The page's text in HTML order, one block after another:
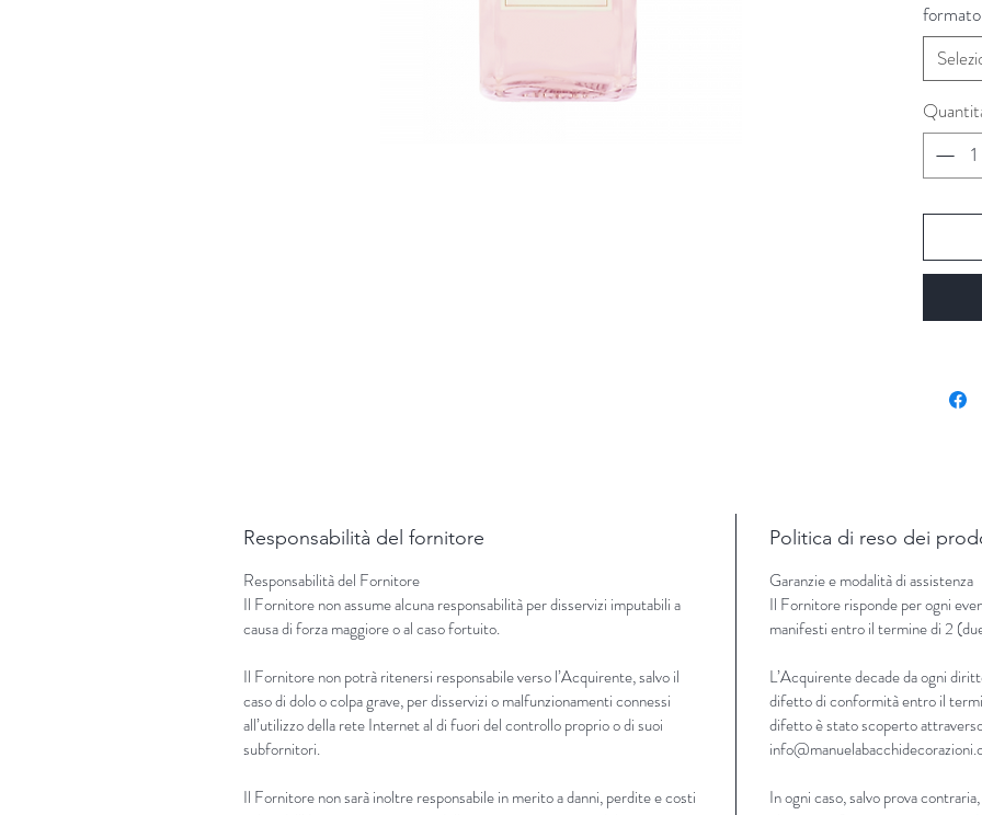
nella
Un
note
NOTE
NOTE
Aree:
questa
agli
1000ml
formato
Responsabilità del fornitore
Responsabilità del Fornitore
Il Fornitore non assume alcuna responsabilità per disservizi imputabili a
causa di forza maggiore o al caso fortuito.
Il Fornitore non potrà ritenersi responsabile verso l’Acquirente, salvo il
caso di dolo o colpa grave, per disservizi o malfunzionamenti connessi
all’utilizzo della rete Internet al di fuori del controllo proprio o di suoi
subfornitori.
Il Fornitore non sarà inoltre responsabile in merito a danni, perdite e costi
Politica di reso dei
Garanzie e modalità di assistenza
Il Fornitore risponde per ogni
manifesti entro il termine di 2
L’Acquirente decade da ogni
difetto di conformità entro il
difetto è stato scoperto
In ogni caso, salvo prova